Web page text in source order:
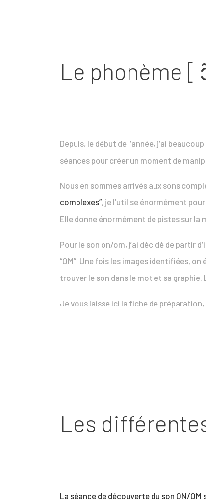
Le phonème [
Depuis, le début de l’année, j’ai
séances pour créer un moment de
Nous en sommes arrivés aux sons
complexes”, je l’utilise énormément
Elle donne énormément de pistes sur la
Pour le son on/om, j’ai décidé de partir
“OM”. Une fois les images identifiées,
trouver le son dans le mot et sa graphie.
Je vous laisse ici la fiche de
Les
La séance de découverte du son ON/